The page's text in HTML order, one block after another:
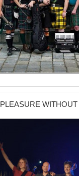
PLEASURE